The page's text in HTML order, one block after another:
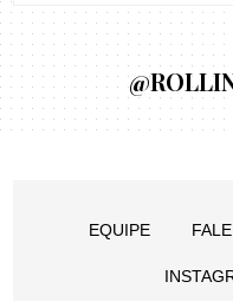
EQUIPE